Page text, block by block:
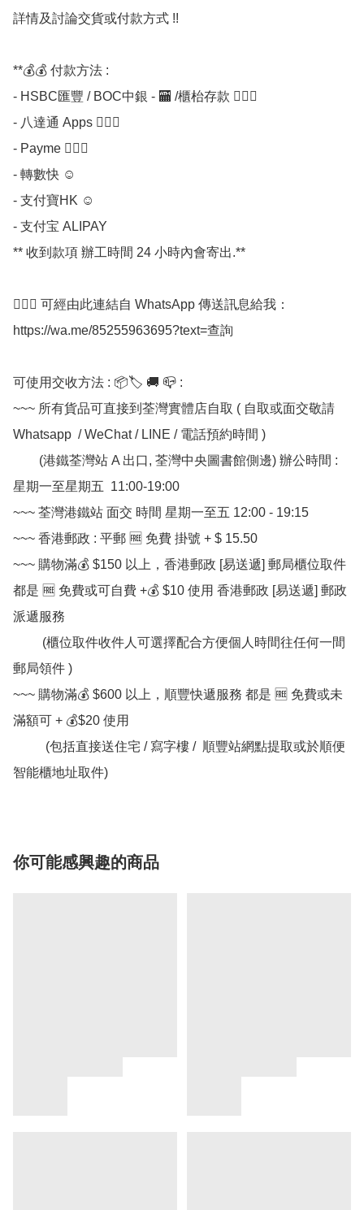
詳情及討論交貨或付款方式 !!
**💰💰 付款方法 :
- HSBC匯豐 / BOC中銀 - 🏧 /櫃枱存款 💁🏼‍♀
- 八達通 Apps 💁🏼‍♀
- Payme 💁🏼‍♀
- 轉數快 ☺
- 支付寶HK ☺
- 支付宝 ALIPAY
** 收到款項 辦工時間 24 小時內會寄出.**
💁🏼‍♀ 可經由此連結自 WhatsApp 傳送訊息給我：
https://wa.me/85255963695?text=查詢
可使用交收方法 : 📦🏷 🚚 📪 :
~~~ 所有貨品可直接到荃灣實體店自取 ( 自取或面交敬請
Whatsapp  / WeChat / LINE / 電話預約時間 )
星期一至星期五  11:00-19:00
~~~ 荃灣港鐵站 面交 時間 星期一至五 12:00 - 19:15
~~~ 香港郵政 : 平郵 🆓 免費 掛號 + $ 15.50
~~~ 購物滿💰 $150 以上，香港郵政 [易送遞] 郵局櫃位取件
都是 🆓 免費或可自費 +💰 $10 使用 香港郵政 [易送遞] 郵政
派遞服務
郵局領件 )
~~~ 購物滿💰 $600 以上，順豐快遞服務 都是 🆓 免費或未
滿額可 + 💰$20 使用
智能櫃地址取件)
你可能感興趣的商品